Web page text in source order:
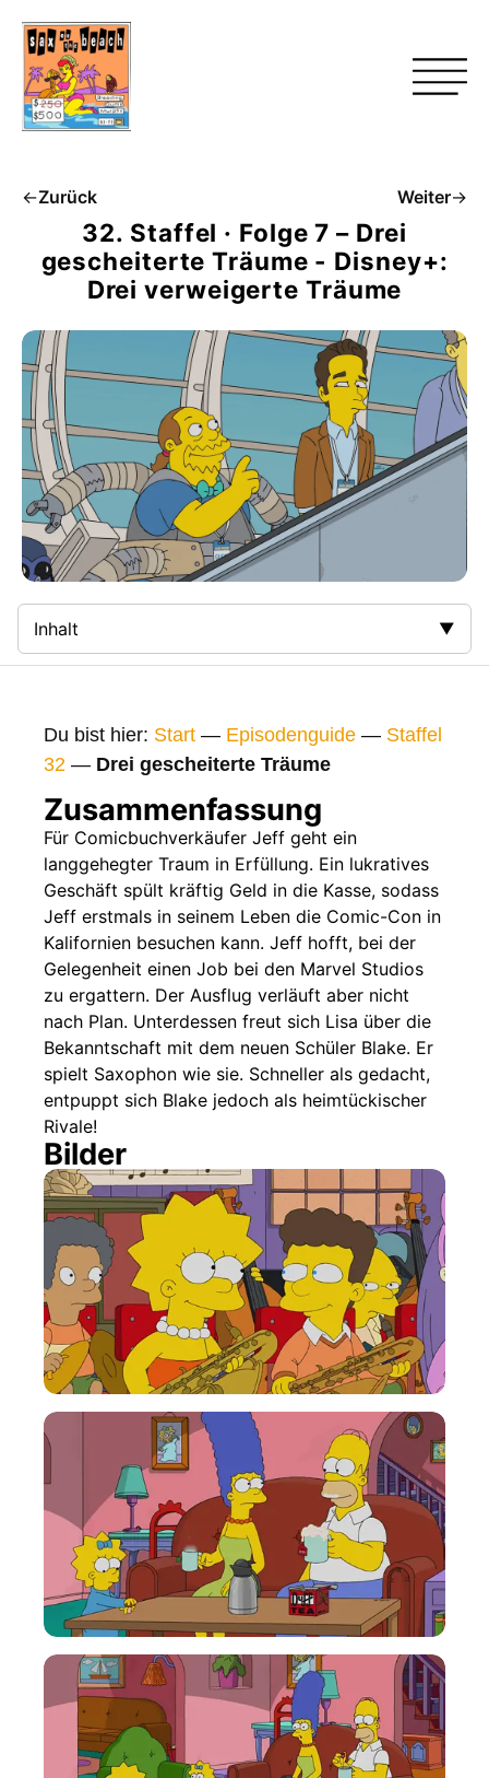
←Zurück Weiter→
32. Staffel · Folge 7 – Drei
gescheiterte Träume - Disney+:
Drei verweigerte Träume
Inhalt
Zusammenfassung
Gags
Gaststars
Fakten
Sendetermine
Nächste / Vorherige Folge
Du bist hier: Start — Episodenguide — Staffel
32 — Drei gescheiterte Träume
Zusammenfassung
Für Comicbuchverkäufer Jeff geht ein
langgehegter Traum in Erfüllung. Ein lukratives
Geschäft spült kräftig Geld in die Kasse, sodass
Jeff erstmals in seinem Leben die Comic-Con in
Kalifornien besuchen kann. Jeff hofft, bei der
Gelegenheit einen Job bei den Marvel Studios
zu ergattern. Der Ausflug verläuft aber nicht
nach Plan. Unterdessen freut sich Lisa über die
Bekanntschaft mit dem neuen Schüler Blake. Er
spielt Saxophon wie sie. Schneller als gedacht,
entpuppt sich Blake jedoch als heimtückischer
Rivale!
Bilder